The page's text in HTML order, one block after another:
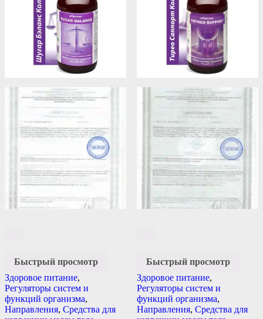
Быстрый просмотр
Здоровое питание,
Регуляторы систем и
функций организма,
Направления, Средства для
Быстрый просмотр
Здоровое питание,
Регуляторы систем и
функций организма,
Направления, Средства для